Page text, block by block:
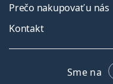
Prečo nakupovať u nás
Kontakt
Sme na